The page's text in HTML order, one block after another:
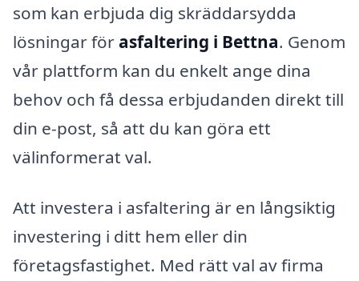
som kan erbjuda dig skräddarsydda
lösningar för asfaltering i Bettna. Genom
vår plattform kan du enkelt ange dina
behov och få dessa erbjudanden direkt till
din e-post, så att du kan göra ett
välinformerat val.
Att investera i asfaltering är en långsiktig
investering i ditt hem eller din
företagsfastighet. Med rätt val av firma